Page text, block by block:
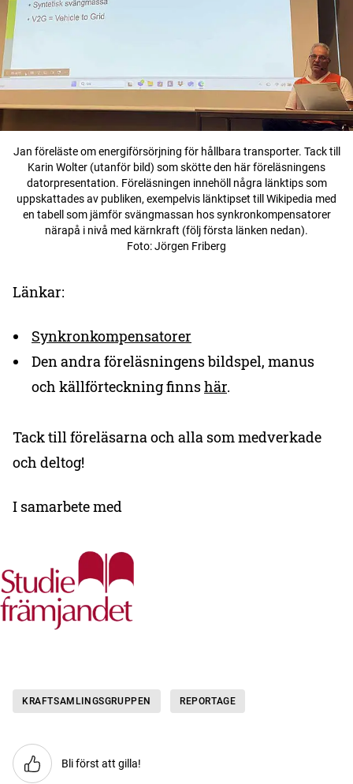
Jan föreläste om energiförsörjning för hållbara transporter. Tack till
Karin Wolter (utanför bild) som skötte den här föreläsningens
datorpresentation. Föreläsningen innehöll några länktips som
uppskattades av publiken, exempelvis länktipset till Wikipedia med
en tabell som jämför svängmassan hos synkronkompensatorer
närapå i nivå med kärnkraft (följ första länken nedan).
Foto: Jörgen Friberg
Länkar:
Synkronkompensatorer
Den andra föreläsningens bildspel, manus
och källförteckning finnshär.
Tack till föreläsarna och alla som medverkade
och deltog!
I samarbete med
KRAFTSAMLINGSGRUPPEN REPORTAGE
Bli först att gilla!